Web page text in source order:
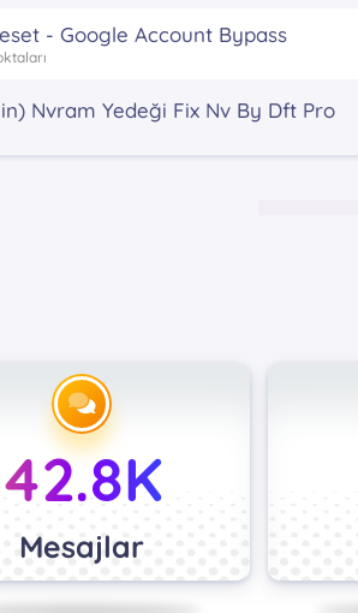
- Google Account Bypass
Nvram Yedeği Fix Nv By Dft Pro
42.8K
Mesajlar